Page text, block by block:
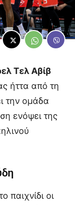
Τελ Αβίβ
ήττα από τη
την ομάδα
ενόψει της
παιχνίδι οι